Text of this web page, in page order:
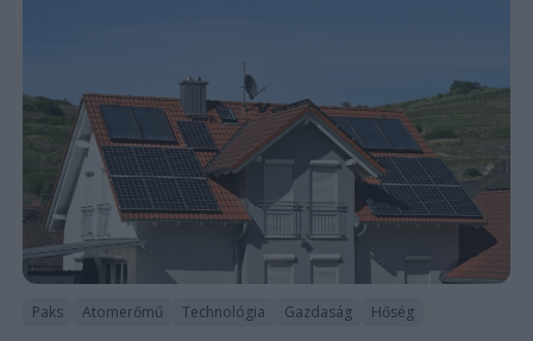
Paks Atomerőmű Technológia Gazdaság Hőség